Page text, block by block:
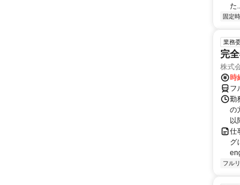
た
固定
業務
完
株式
時
フ
勤
の
以
仕
グ
フル